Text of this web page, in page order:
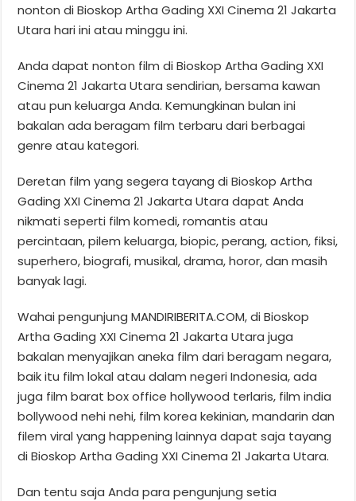
nonton di Bioskop Artha Gading XXI Cinema 21 Jakarta
Utara hari ini atau minggu ini.
Anda dapat nonton film di Bioskop Artha Gading XXI
Cinema 21 Jakarta Utara sendirian, bersama kawan
atau pun keluarga Anda. Kemungkinan bulan ini
bakalan ada beragam film terbaru dari berbagai
genre atau kategori.
Deretan film yang segera tayang di Bioskop Artha
Gading XXI Cinema 21 Jakarta Utara dapat Anda
nikmati seperti film komedi, romantis atau
percintaan, pilem keluarga, biopic, perang, action, fiksi,
superhero, biografi, musikal, drama, horor, dan masih
banyak lagi.
Wahai pengunjung MANDIRIBERITA.COM, di Bioskop
Artha Gading XXI Cinema 21 Jakarta Utara juga
bakalan menyajikan aneka film dari beragam negara,
baik itu film lokal atau dalam negeri Indonesia, ada
juga film barat box office hollywood terlaris, film india
bollywood nehi nehi, film korea kekinian, mandarin dan
filem viral yang happening lainnya dapat saja tayang
di Bioskop Artha Gading XXI Cinema 21 Jakarta Utara.
Dan tentu saja Anda para pengunjung setia